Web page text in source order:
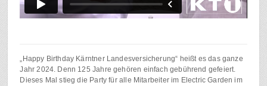
„Happy Birthday Kärntner Landesversicherung“ heißt es das ganze
Jahr 2024. Denn 125 Jahre gehören einfach gebührend gefeiert.
Dieses Mal stieg die Party für alle Mitarbeiter im Electric Garden im